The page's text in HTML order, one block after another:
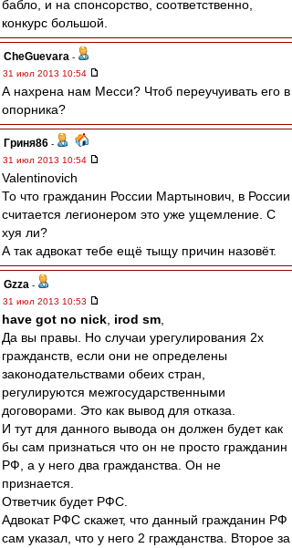
бабло, и на спонсорство, соответственно,
конкурс большой.
CheGuevara -
31 июл 2013 10:54
А нахрена нам Месси? Чтоб переучуивать его в
опорника?
Гриня86 -
31 июл 2013 10:54
Valentinovich
То что гражданин России Мартынович, в России
считается легионером это уже ущемление. С
хуя ли?
А так адвокат тебе ещё тыщу причин назовёт.
Gzza -
31 июл 2013 10:53
have got no nick irod sm
Да вы правы. Но случаи урегулирования 2х
гражданств, если они не определены
законодательствами обеих стран,
регулируются межгосударственными
договорами. Это как вывод для отказа.
И тут для данного вывода он должен будет как
бы сам признаться что он не просто гражданин
РФ, а у него два гражданства. Он не
признается.
Ответчик будет РФС.
Адвокат РФС скажет, что данный гражданин РФ
сам указал, что у него 2 гражданства. Второе за